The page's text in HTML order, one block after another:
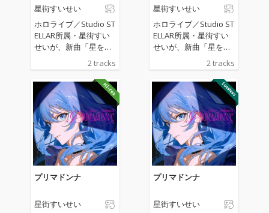
星街すいせい
ホロライブ／Studio ST
ELLAR所属・星街すい
せいが、新曲「星をみ
る少女」をリリース。
作詞・作編曲はボカロ
P・はるまきごはんが
手がけた。
2 tracks
星街すいせい
ホロライブ／Studio ST
ELLAR所属・星街すい
せいが、新曲「星をみ
る少女」をリリース。
作詞・作編曲はボカロ
P・はるまきごはんが
手がけた。
2 tracks
プリマドンナ
星街すいせい
プリマドンナ
星街すいせい